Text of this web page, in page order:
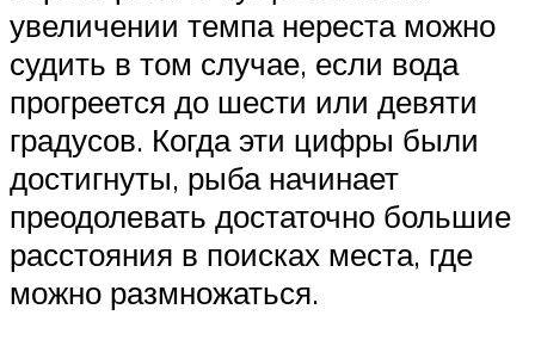
увеличении темпа нереста можно
судить в том случае, если вода
прогреется до шести или девяти
градусов. Когда эти цифры были
достигнуты, рыба начинает
преодолевать достаточно большие
расстояния в поисках места, где
можно размножаться.